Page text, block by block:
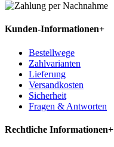
Kunden-Informationen+
Bestellwege
Zahlvarianten
Lieferung
Versandkosten
Sicherheit
Fragen & Antworten
Rechtliche Informationen+